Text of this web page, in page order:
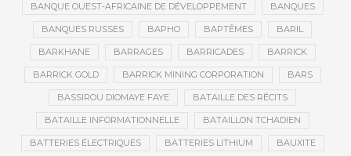
BANQUE OUEST-AFRICAINE DE DÉVELOPPEMENT BANQUES
BANQUES RUSSES BAPHO BAPTÊMES BARIL
BARKHANE BARRAGES BARRICADES BARRICK
BARRICK GOLD BARRICK MINING CORPORATION BARS
BASSIROU DIOMAYE FAYE BATAILLE DES RÉCITS
BATAILLE INFORMATIONNELLE BATAILLON TCHADIEN
BATTERIES ÉLECTRIQUES BATTERIES LITHIUM BAUXITE